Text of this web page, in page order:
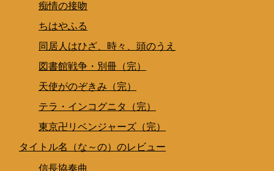
痴情の接吻
ちはやふる
同居人はひざ、時々、頭のうえ
図書館戦争・別冊（完）
天使がのぞきみ（完）
テラ・インコグニタ（完）
東京卍リベンジャーズ（完）
タイトル名（な～の）のレビュー
信長協奏曲